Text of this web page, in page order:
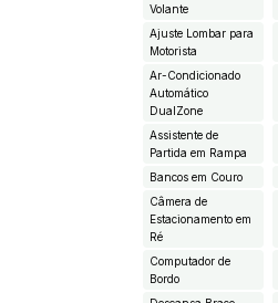
Volante
Ajuste Lombar para
Motorista
Ar-Condicionado
Automático
DualZone
Assistente de
Partida em Rampa
Bancos em Couro
Câmera de
Estacionamento em
Ré
Computador de
Bordo